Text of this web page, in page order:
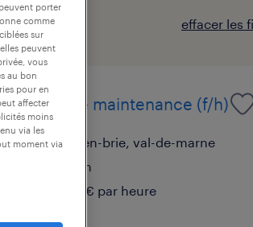
effacer les
agent de maintenance (f/h)
sucy-en-brie, val-de-marne
intérim
15,00 € par heure
porter
comme
sur
peuvent
vous
au bon
pour en
affecter
moins
via les
moment via